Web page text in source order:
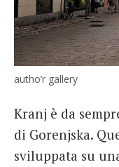
autho’r gallery
Kranj è da
di Gorenjska.
sviluppata su